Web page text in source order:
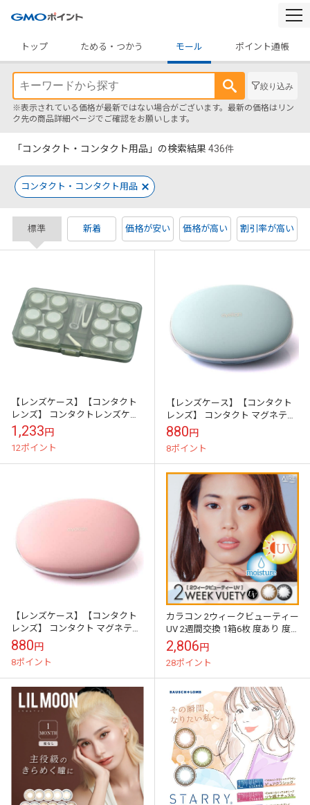
トップ
ためる・つかう モール ポイント通帳
絞り込み
※表示されている価格が最新ではない場合がございます。最新の価格はリン
ク先の商品詳細ページでご確認をお願いします。
「コンタクト・コンタクト用品」の検索結果 436件
コンタクト・コンタクト用品
標準 新着 価格が安い 価格が高い 割引率が高い
【レンズケース】【コンタクト
レンズ】 コンタクトレンズケー
ス 6セットケース：グリーン
1,233円
12ポイント
【レンズケース】【コンタクト
レンズ】 コンタクト マグネティ
ックレンズケース：ブルー
880円
8ポイント
【レンズケース】【コンタクト
レンズ】 コンタクト マグネティ
ックレンズケース：ピンク
880円
8ポイント
カラコン 2ウィークビューティー
UV 2週間交換 1箱6枚 度あり 度
なし ツーウィーク カラーコンタ
クト ブラウン ブラック ...
2,806円
28ポイント